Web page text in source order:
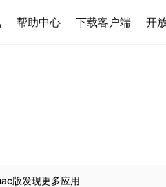
帮助中心 下载客户端 开
版发现更多应用